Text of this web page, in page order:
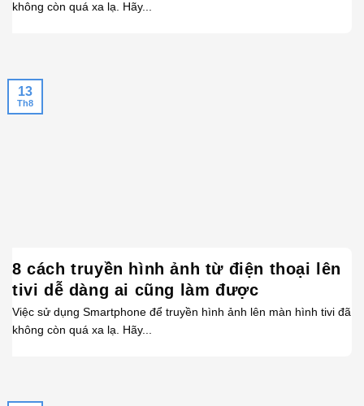
không còn quá xa lạ. Hãy...
8 cách truyền hình ảnh từ điện thoại lên
tivi dễ dàng ai cũng làm được
Việc sử dụng Smartphone để truyền hình ảnh lên màn hình tivi đã
không còn quá xa lạ. Hãy...
13
Th8